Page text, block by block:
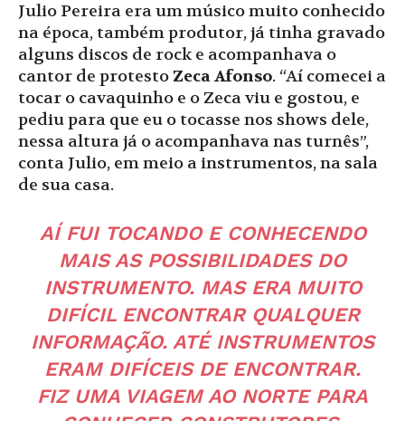
Julio Pereira era um músico muito conhecido
na época, também produtor, já tinha gravado
alguns discos de rock e acompanhava o
cantor de protesto Zeca Afonso. “Aí comecei a
tocar o cavaquinho e o Zeca viu e gostou, e
pediu para que eu o tocasse nos shows dele,
nessa altura já o acompanhava nas turnês”,
conta Julio, em meio a instrumentos, na sala
de sua casa.
AÍ FUI TOCANDO E CONHECENDO
MAIS AS POSSIBILIDADES DO
INSTRUMENTO. MAS ERA MUITO
DIFÍCIL ENCONTRAR QUALQUER
INFORMAÇÃO. ATÉ INSTRUMENTOS
ERAM DIFÍCEIS DE ENCONTRAR.
FIZ UMA VIAGEM AO NORTE PARA